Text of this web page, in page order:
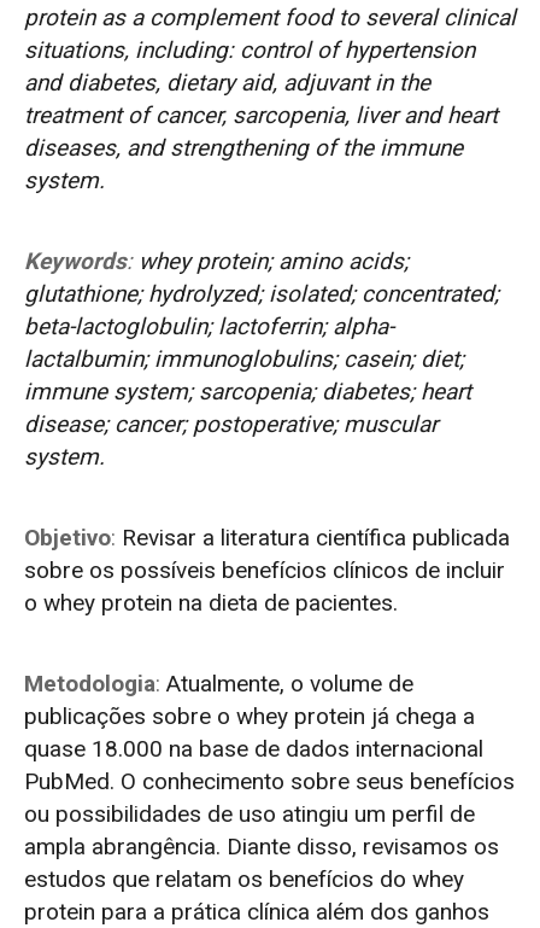
protein as a complement food to several clinical
situations, including: control of hypertension
and diabetes, dietary aid, adjuvant in the
treatment of cancer, sarcopenia, liver and heart
diseases, and strengthening of the immune
system.
Keywords: whey protein; amino acids;
glutathione; hydrolyzed; isolated; concentrated;
beta-lactoglobulin; lactoferrin; alpha-
lactalbumin; immunoglobulins; casein; diet;
immune system; sarcopenia; diabetes; heart
disease; cancer; postoperative; muscular
system.
Objetivo: Revisar a literatura científica publicada
sobre os possíveis benefícios clínicos de incluir
o whey protein na dieta de pacientes.
Metodologia: Atualmente, o volume de
publicações sobre o whey protein já chega a
quase 18.000 na base de dados internacional
PubMed. O conhecimento sobre seus benefícios
ou possibilidades de uso atingiu um perfil de
ampla abrangência. Diante disso, revisamos os
estudos que relatam os benefícios do whey
protein para a prática clínica além dos ganhos